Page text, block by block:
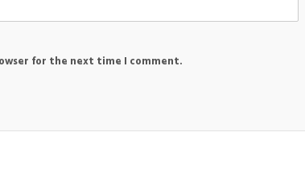
for the next time I comment.